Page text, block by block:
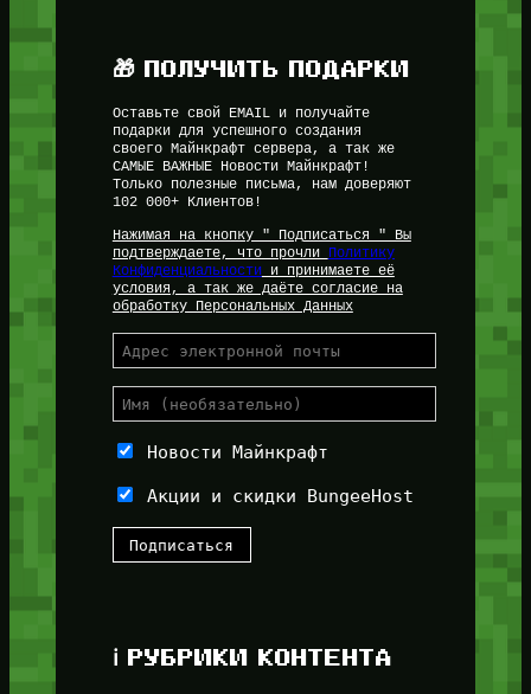
🎁 ПОЛУЧИТЬ ПОДАРКИ
Оставьте свой EMAIL и получайте
подарки для успешного создания
своего Майнкрафт сервера, а так же
САМЫЕ ВАЖНЫЕ Новости Майнкрафт!
Только полезные письма, нам доверяют
102 000+ Клиентов!
Нажимая на кнопку " Подписаться " Вы
подтверждаете, что прочли
Политику
Конфиденциальностии принимаете её
условия, а так же даёте согласие на
обработку Персональных Данных
Новости Майнкрафт
Акции и скидки BungeeHost
ℹ️ РУБРИКИ КОНТЕНТА